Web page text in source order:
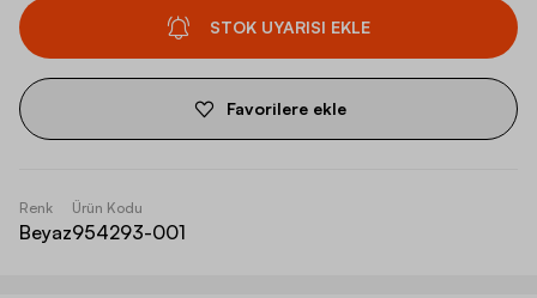
STOK UYARISI EKLE
Favorilere ekle
Renk
Beyaz
Ürün Kodu
954293-001